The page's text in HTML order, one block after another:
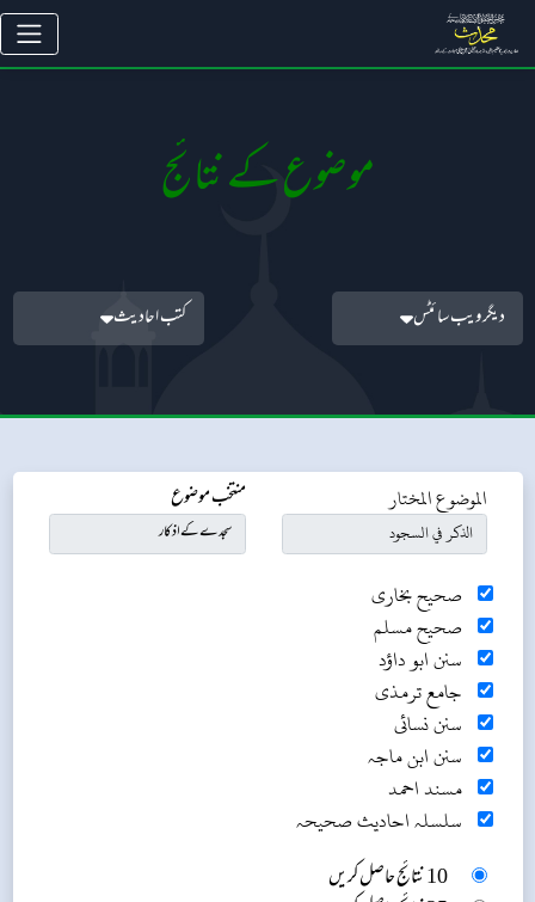
موضوع کے نتائج
دیگر ویب سائٹس کتب احادیث
الموضوع المختار منتخب موضوع
صحیح بخاری
صحیح مسلم
سنن ابو داؤد
جامع ترمذی
سنن نسائی
سنن ابن ماجہ
مسند احمد
سلسلہ احادیث صحیحہ
10 نتائج حاصل کریں